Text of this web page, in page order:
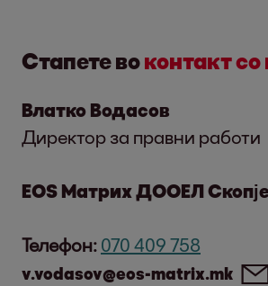
Стапете воконтакт со
Влатко Водасов
Директор за правни работи
EOS Матрих ДООЕЛ
Телефон: 070 409 758
v.vodasov@eos-matrix.mk